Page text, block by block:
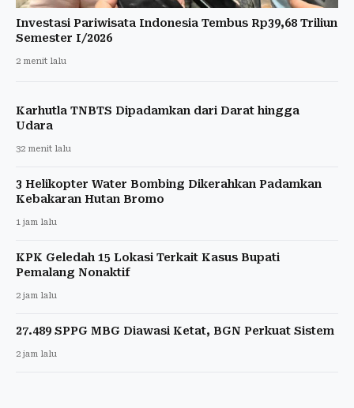
Investasi Pariwisata Indonesia Tembus Rp39,68 Triliun
Semester I/2026
2 menit lalu
Karhutla TNBTS Dipadamkan dari Darat hingga
Udara
32 menit lalu
3 Helikopter Water Bombing Dikerahkan Padamkan
Kebakaran Hutan Bromo
1 jam lalu
KPK Geledah 15 Lokasi Terkait Kasus Bupati
Pemalang Nonaktif
2 jam lalu
27.489 SPPG MBG Diawasi Ketat, BGN Perkuat Sistem
2 jam lalu